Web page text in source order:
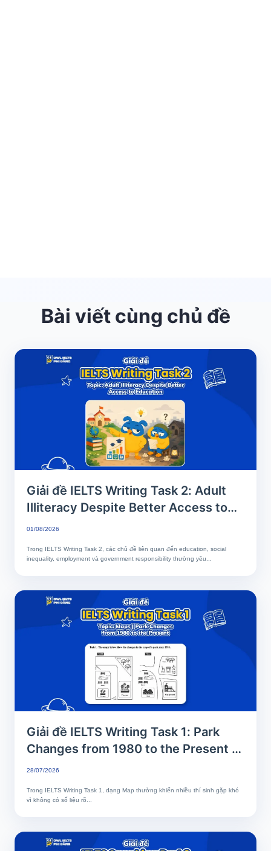
Bài viết cùng chủ đề
Giải đề IELTS Writing Task 2: Adult
Illiteracy Despite Better Access to
Education | Phân tích chi tiết & Bài
01/08/2026
Trong IELTS Writing Task 2, các chủ đề liên quan đến education, social
inequality, employment và government responsibility thường yêu...
Giải đề IELTS Writing Task 1: Park
Changes from 1980 to the Present |
Phân tích chi tiết & Bài mẫu band 8+
28/07/2026
Trong IELTS Writing Task 1, dạng Map thường khiến nhiều thí sinh gặp khó
vì không có số liệu rõ...